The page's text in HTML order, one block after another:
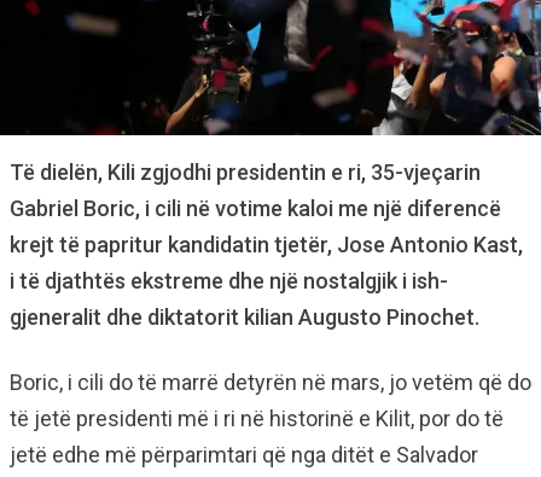
Të dielën, Kili zgjodhi presidentin e ri, 35-vjeçarin
Gabriel Boric, i cili në votime kaloi me një diferencë
krejt të papritur kandidatin tjetër, Jose Antonio Kast,
i të djathtës ekstreme dhe një nostalgjik i ish-
gjeneralit dhe diktatorit kilian Augusto Pinochet.
Boric, i cili do të marrë detyrën në mars, jo vetëm që do
të jetë presidenti më i ri në historinë e Kilit, por do të
jetë edhe më përparimtari që nga ditët e Salvador